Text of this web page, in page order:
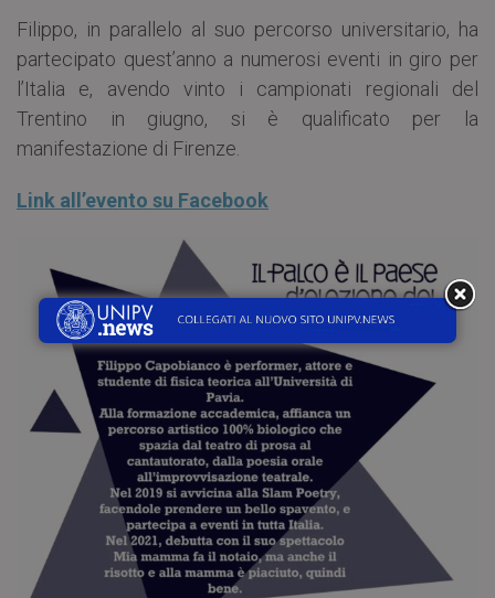
Filippo, in parallelo al suo percorso universitario, ha
partecipato quest’anno a numerosi eventi in giro per
l’Italia e, avendo vinto i campionati regionali del
Trentino in giugno, si è qualificato per la
manifestazione di Firenze.
Link all’evento su Facebook